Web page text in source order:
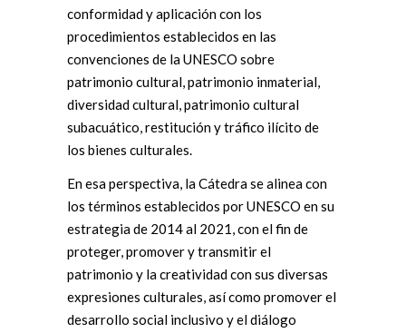
conformidad y aplicación con los
procedimientos establecidos en las
convenciones de la UNESCO sobre
patrimonio cultural, patrimonio inmaterial,
diversidad cultural, patrimonio cultural
subacuático, restitución y tráfico ilícito de
los bienes culturales.
En esa perspectiva, la Cátedra se alinea con
los términos establecidos por UNESCO en su
estrategia de 2014 al 2021, con el fin de
proteger, promover y transmitir el
patrimonio y la creatividad con sus diversas
expresiones culturales, así como promover el
desarrollo social inclusivo y el diálogo